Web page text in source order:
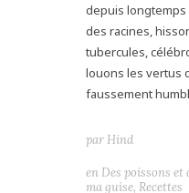
depuis longtemps
des racines,
tubercules,
louons les vertus
faussement
par Hind
en Des poissons et
ma guise, Recettes